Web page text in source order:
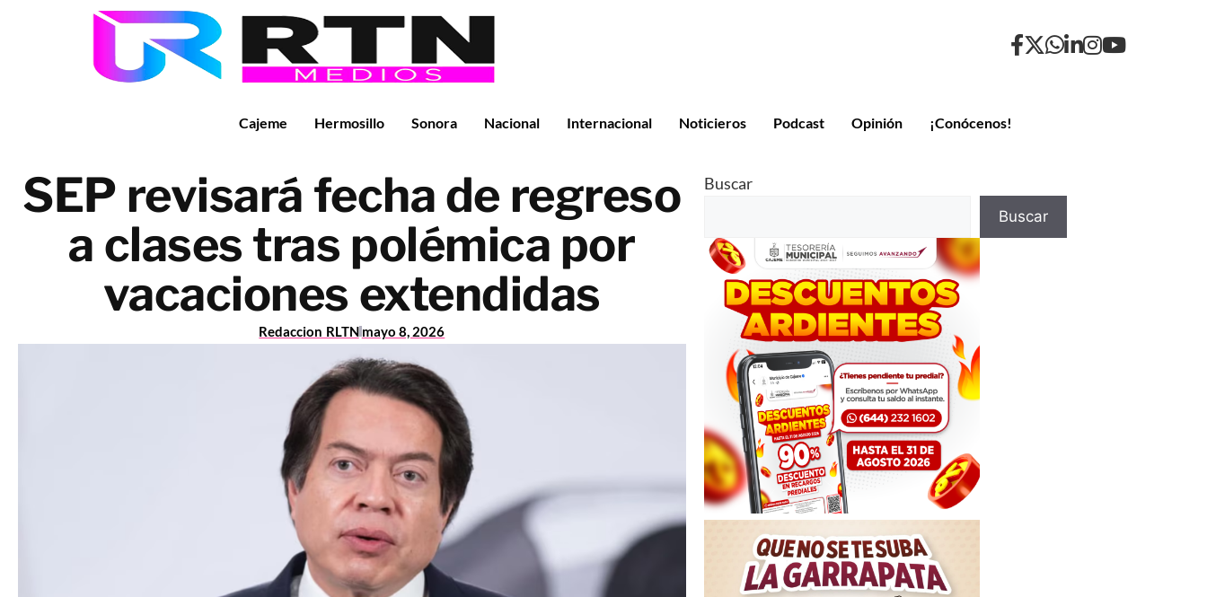
Cajeme Hermosillo Sonora Nacional Internacional Noticieros Podcast Opinión ¡Conócenos!
SEP revisará fecha de regreso
a clases tras polémica por
vacaciones extendidas
Redaccion RLTNmayo 8, 2026
Buscar
Buscar